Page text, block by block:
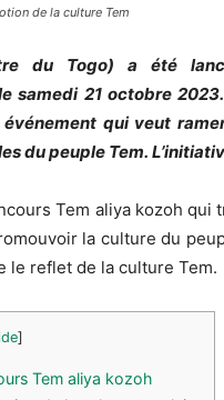
de la culture Tem
du Togo) a été
samedi 21 octobre 2023.
qui veut
du peuple Tem.
Tem aliya kozoh qui
la culture du
le reflet de la culture Tem.
]
Tem aliya kozoh